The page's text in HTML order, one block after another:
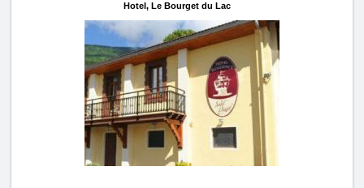
Hotel, Le Bourget du Lac